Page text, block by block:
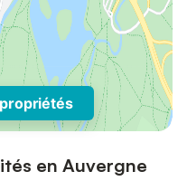
en Auvergne